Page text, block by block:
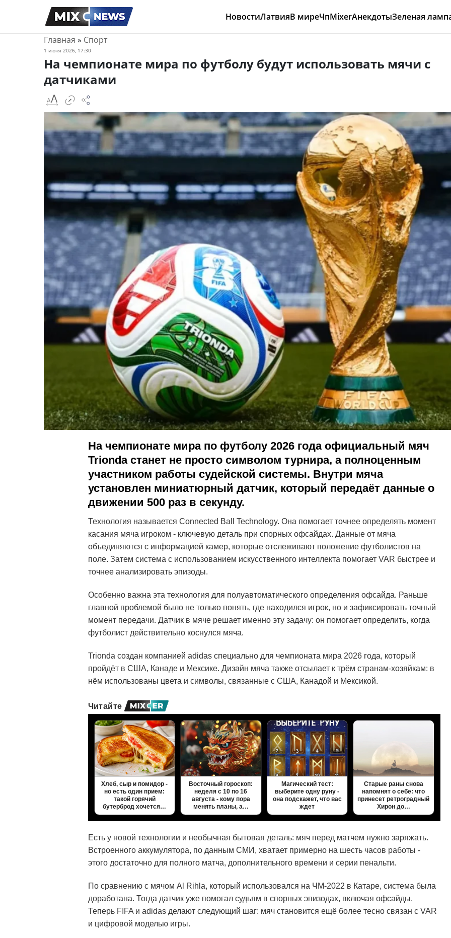
НовостиЛатвияВ миреЧпMixerАнекдотыЗеленая
Главная » Спорт
1 июня 2026, 17:30
На чемпионате мира по футболу будут использовать мячи с
датчиками
На чемпионате мира по футболу 2026 года официальный мяч
Trionda станет не просто символом турнира, а полноценным
участником работы судейской системы. Внутри мяча
установлен миниатюрный датчик, который передаёт данные о
движении 500 раз в секунду.
Технология называется Connected Ball Technology. Она помогает точнее определять момент
касания мяча игроком - ключевую деталь при спорных офсайдах. Данные от мяча
объединяются с информацией камер, которые отслеживают положение футболистов на
поле. Затем система с использованием искусственного интеллекта помогает VAR быстрее и
точнее анализировать эпизоды.
Особенно важна эта технология для полуавтоматического определения офсайда. Раньше
главной проблемой было не только понять, где находился игрок, но и зафиксировать точный
момент передачи. Датчик в мяче решает именно эту задачу: он помогает определить, когда
футболист действительно коснулся мяча.
Trionda создан компанией adidas специально для чемпионата мира 2026 года, который
пройдёт в США, Канаде и Мексике. Дизайн мяча также отсылает к трём странам-хозяйкам: в
нём использованы цвета и символы, связанные с США, Канадой и Мексикой.
Читайте
Хлеб, сыр и помидор -
но есть один прием:
такой горячий
бутерброд хочется…
Восточный гороскоп:
неделя с 10 по 16
августа - кому пора
менять планы, а…
Магический тест:
выберите одну руну -
она подскажет, что вас
ждет
Старые раны снова
напомнят о себе: что
принесет ретроградный
Хирон до…
Есть у новой технологии и необычная бытовая деталь: мяч перед матчем нужно заряжать.
Встроенного аккумулятора, по данным СМИ, хватает примерно на шесть часов работы -
этого достаточно для полного матча, дополнительного времени и серии пенальти.
По сравнению с мячом Al Rihla, который использовался на ЧМ-2022 в Катаре, система была
доработана. Тогда датчик уже помогал судьям в спорных эпизодах, включая офсайды.
Теперь FIFA и adidas делают следующий шаг: мяч становится ещё более тесно связан с VAR
и цифровой моделью игры.